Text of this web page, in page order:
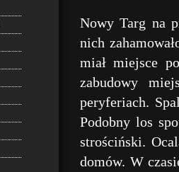
Nowy Targ na
nich
miał miejsce
zabudowy
peryferiach.
Podobny los
strościński.
domów. W